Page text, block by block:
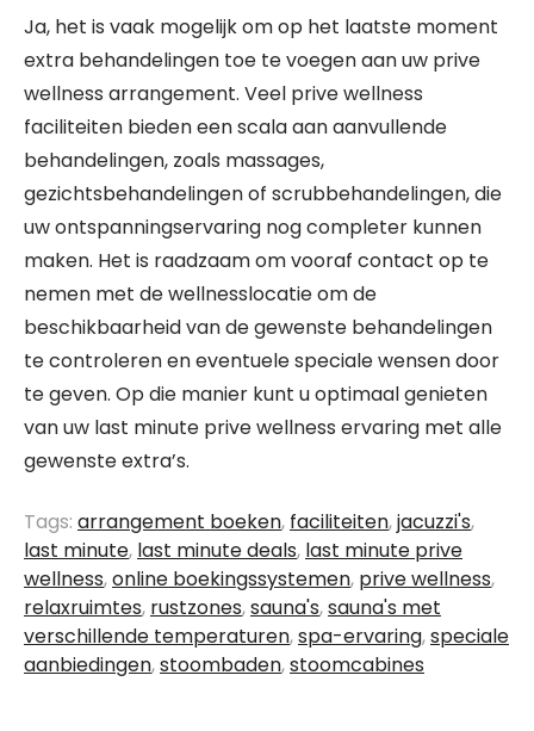
Ja, het is vaak mogelijk om op het laatste moment
extra behandelingen toe te voegen aan uw prive
wellness arrangement. Veel prive wellness
faciliteiten bieden een scala aan aanvullende
behandelingen, zoals massages,
gezichtsbehandelingen of scrubbehandelingen, die
uw ontspanningservaring nog completer kunnen
maken. Het is raadzaam om vooraf contact op te
nemen met de wellnesslocatie om de
beschikbaarheid van de gewenste behandelingen
te controleren en eventuele speciale wensen door
te geven. Op die manier kunt u optimaal genieten
van uw last minute prive wellness ervaring met alle
gewenste extra’s.
Tags: arrangement boeken, faciliteiten,jacuzzi's,
last minute, last minute deals, last minute prive
wellness,online boekingssystemen, prive wellness,
relaxruimtes, rustzones,sauna's,sauna's met
verschillende temperaturen,spa-ervaring,speciale
aanbiedingen,stoombaden,stoomcabines